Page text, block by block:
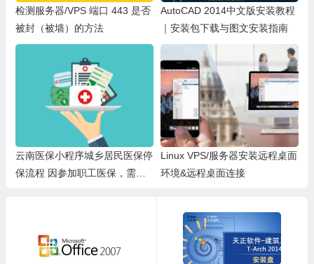
检测服务器/VPS 端口 443 是否
被封（被墙）的方法
AutoCAD 2014中文版安装教程
｜安装包下载与图文安装指南
云南医保小程序城乡居民医保停
保流程 因参加职工医保，需停
Linux VPS/服务器安装远程桌面
环境&远程桌面连接